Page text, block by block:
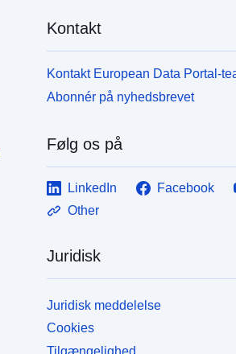
Kontakt
Kontakt European Data Portal-
Abonnér på nyhedsbrevet
Følg os på
LinkedIn Facebook
Other
Juridisk
Juridisk meddelelse
Cookies
Tilgængelighed